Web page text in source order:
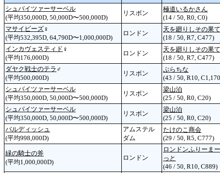
シュバイツァーサーベル
(平均350,000D, 50,000D〜500,000D)
リスボン
極道いるかさん
(14 / 50, R0, C0)
マサイビーズ ♀
(平均532,395D, 64,790D〜1,000,000D)
ロンドン
天を廻りしその果
(18 / 50, R7, C477)
インカヴェスティド ♀
(平均176,000D)
ロンドン
天を廻りしその果
(18 / 50, R7, C477)
ダヤク戦士のテラ ♂
(平均500,000D)
リスボン
ぷらちな
(43 / 50, R10,
シュバイツァーサーベル
(平均350,000D, 50,000D〜500,000D)
リスボン
梁山泊
(25 / 50, R0, C20)
シュバイツァーサーベル
(平均350,000D, 50,000D〜500,000D)
リスボン
梁山泊
(25 / 50, R0, C20)
バルディッシュ
(平均998,000D)
アムステル
ダム
たけのこ商会
(29 / 50, R5, C777)
緑の騎士の斧
(平均1,000,000D)
ロンドン
ロンドンふりーま
っと
(46 / 50, R10, C889)